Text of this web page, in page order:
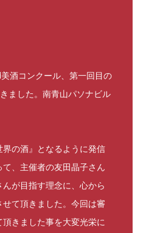
美酒コンクール、第一回目の
ました。南青山パソナビル
の酒』となるように発信
、主催者の友田晶子さん
が目指す理念に、心から
て頂きました。今回は審
きました事を大変光栄に